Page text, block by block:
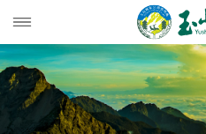
玉山動態
新聞快訊
旅遊導引